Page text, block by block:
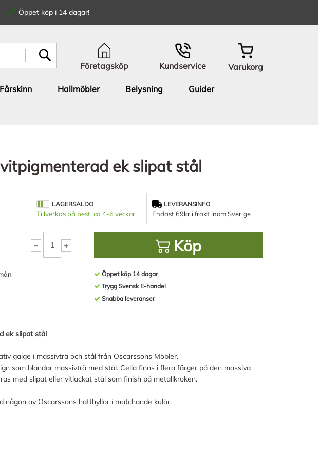
Öppet köp i 14 dagar!
Företagsköp Kundservice Varukorg
Fårskinn Hallmöbler Belysning
Guider
ek slipat stål
LAGERSALDO
Tillverkas på best, ca 4-6 veckor
LEVERANSINFO
Endast 69kr i frakt inom Sverige
Köp
Öppet köp 14 dagar
Trygg Svensk E-handel
Snabba leveranser
ek slipat stål
galge i massivträ och stål från Oscarssons Möbler.
som blandar massivträ med stål. Cella finns i flera färger på den massiva
med slipat eller vitlackat stål som finish på metallkroken.
någon av Oscarssons hatthyllor i matchande kulör.